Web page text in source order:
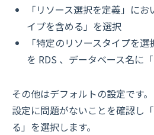
「リソース選択を定義」に
イプを含める」を選択
「特定のリソースタイプを
を RDS 、データベース名に
その他はデフォルトの設定です。
設定に問題がないことを確認し
る」を選択します。